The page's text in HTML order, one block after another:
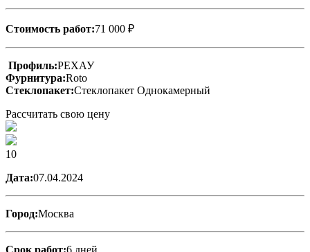
Стоимость работ:71 000 ₽
Профиль:РЕХАУ
Фурнитура:Roto
Стеклопакет:Стеклопакет Однокамерный
Рассчитать свою цену
10
Дата:07.04.2024
Город:Москва
Срок работ:6 дней